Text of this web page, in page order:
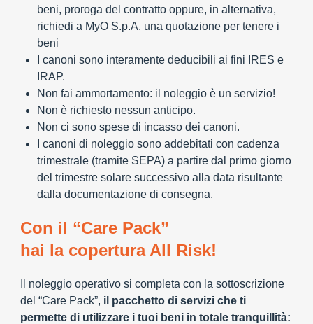
beni, proroga del contratto oppure, in alternativa,
richiedi a MyO S.p.A. una quotazione per tenere i
beni
I canoni sono interamente deducibili ai fini IRES e
IRAP.
Non fai ammortamento: il noleggio è un servizio!
Non è richiesto nessun anticipo.
Non ci sono spese di incasso dei canoni.
I canoni di noleggio sono addebitati con cadenza
trimestrale (tramite SEPA) a partire dal primo giorno
del trimestre solare successivo alla data risultante
dalla documentazione di consegna.
Con il “Care Pack”
hai la copertura All Risk!
Il noleggio operativo si completa con la sottoscrizione
del “Care Pack”, il pacchetto di servizi che ti
permette di utilizzare i tuoi beni in totale tranquillità: